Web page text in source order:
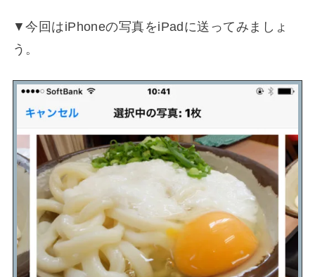
▼今回はiPhoneの写真をiPadに送ってみましょ
う。